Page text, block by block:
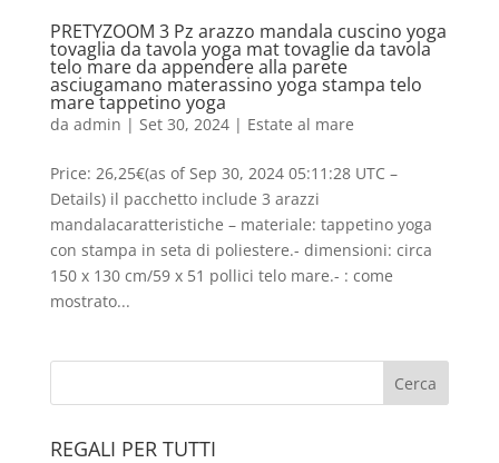
PRETYZOOM 3 Pz arazzo mandala cuscino yoga
tovaglia da tavola yoga mat tovaglie da tavola
telo mare da appendere alla parete
asciugamano materassino yoga stampa telo
mare tappetino yoga
da admin | Set 30, 2024| Estate al mare
Price: 26,25€(as of Sep 30, 2024 05:11:28 UTC –
Details) il pacchetto include 3 arazzi
mandalacaratteristiche – materiale: tappetino yoga
con stampa in seta di poliestere.- dimensioni: circa
150 x 130 cm/59 x 51 pollici telo mare.- : come
mostrato...
REGALI PER TUTTI